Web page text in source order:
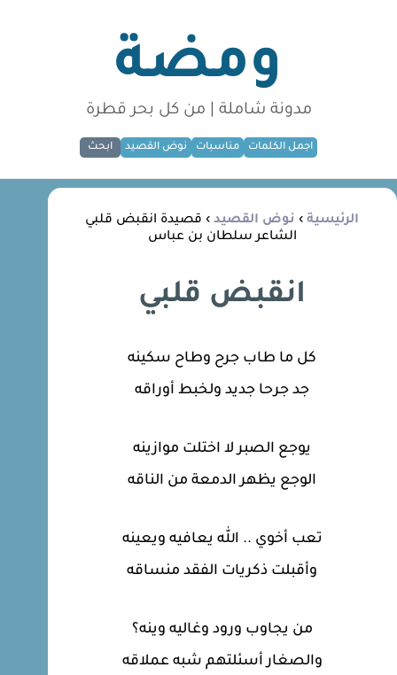
ومضة
مدونة شاملة | من كل بحر قطرة
اجمل الكلمات مناسبات نوض القصيد ابحث
الرئيسية› نوض القصيد› قصيدة انقبض قلبي
الشاعر سلطان بن عباس
انقبض قلبي
كل ما طاب جرح وطاح سكينه
جد جرحا جديد ولخبط أوراقه
يوجع الصبر لا اختلت موازينه
الوجع يظهر الدمعة من الناقه
تعب أخوي .. الله يعافيه ويعينه
وأقبلت ذكريات الفقد منساقه
من يجاوب ورود وغاليه وينه؟
والصغار أسئلتهم شبه عملاقه